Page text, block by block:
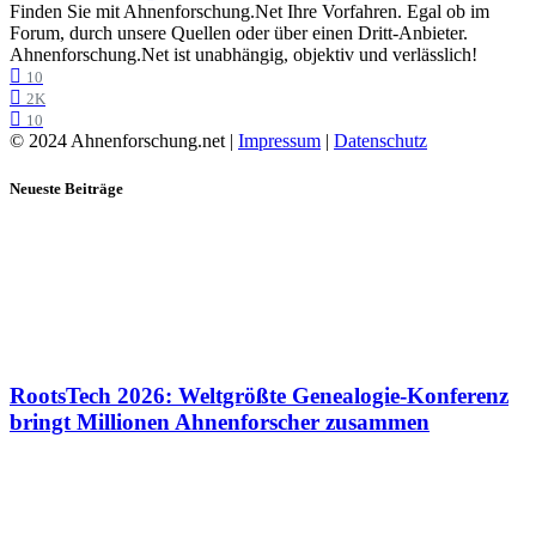
Finden Sie mit Ahnenforschung.Net Ihre Vorfahren. Egal ob im
Forum, durch unsere Quellen oder über einen Dritt-Anbieter.
Ahnenforschung.Net ist unabhängig, objektiv und verlässlich!
10
2K
10
© 2024 Ahnenforschung.net | Impressum | Datenschutz
Neueste Beiträge
RootsTech 2026: Weltgrößte Genealogie-Konferenz
bringt Millionen Ahnenforscher zusammen